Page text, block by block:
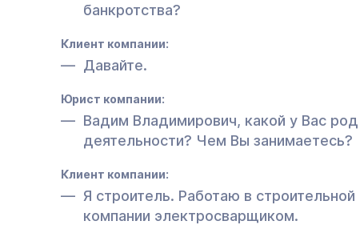
банкротства?
Клиент компании:
Давайте.
Юрист компании:
Вадим Владимирович, какой у Вас род
деятельности? Чем Вы занимаетесь?
Клиент компании:
Я строитель. Работаю в строительной
компании электросварщиком.